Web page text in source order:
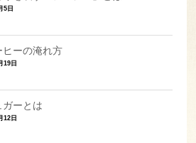
5日
ヒーの淹れ方
19日
ガーとは
12日